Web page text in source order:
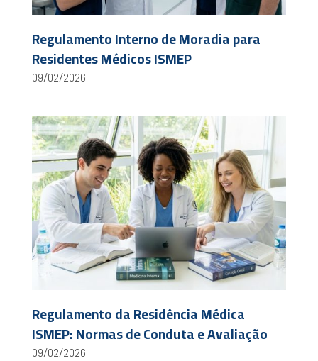
Regulamento Interno de Moradia para
Residentes Médicos ISMEP
09/02/2026
Regulamento da Residência Médica
ISMEP: Normas de Conduta e Avaliação
09/02/2026